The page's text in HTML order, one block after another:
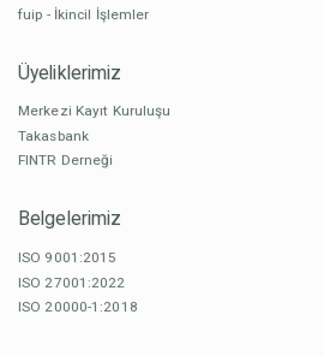
fuip - İkincil İşlemler
Üyeliklerimiz
Merkezi Kayıt Kuruluşu
Takasbank
FINTR Derneği
Belgelerimiz
ISO 9001:2015
ISO 27001:2022
ISO 20000-1:2018